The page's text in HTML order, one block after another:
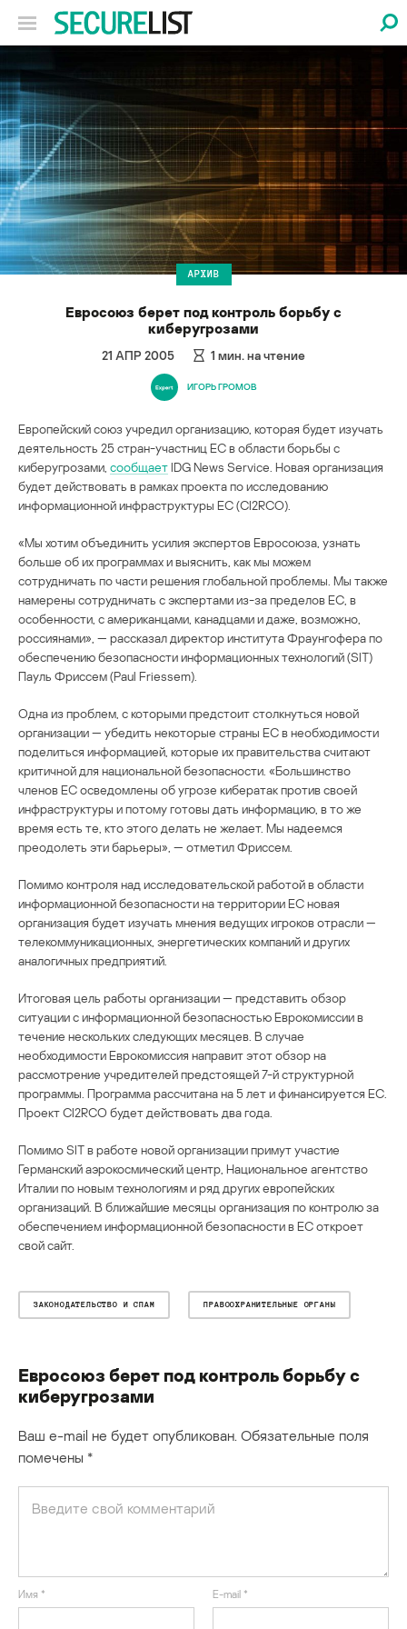
АРХИВ
Евросоюз берет под контроль борьбу с
киберугрозами
21 АПР 2005 1 мин. на чтение
ИГОРЬ ГРОМОВ
Европейский союз учредил организацию, которая будет изучать
деятельность 25 стран-участниц ЕС в области борьбы с
киберугрозами, сообщаетIDG News Service. Новая организация
будет действовать в рамках проекта по исследованию
информационной инфраструктуры ЕС (CI2RCO).
«Мы хотим объединить усилия экспертов Евросоюза, узнать
больше об их программах и выяснить, как мы можем
сотрудничать по части решения глобальной проблемы. Мы также
намерены сотрудничать с экспертами из-за пределов ЕС, в
особенности, с американцами, канадцами и даже, возможно,
россиянами», — рассказал директор института Фраунгофера по
обеспечению безопасности информационных технологий (SIT)
Пауль Фриссем (Paul Friessem).
Одна из проблем, с которыми предстоит столкнуться новой
организации — убедить некоторые страны ЕС в необходимости
поделиться информацией, которые их правительства считают
критичной для национальной безопасности. «Большинство
членов ЕС осведомлены об угрозе кибератак против своей
инфраструктуры и потому готовы дать информацию, в то же
время есть те, кто этого делать не желает. Мы надеемся
преодолеть эти барьеры», — отметил Фриссем.
Помимо контроля над исследовательской работой в области
информационной безопасности на территории ЕС новая
организация будет изучать мнения ведущих игроков отрасли —
телекоммуникационных, энергетических компаний и других
аналогичных предприятий.
Итоговая цель работы организации — представить обзор
ситуации с информационной безопасностью Еврокомиссии в
течение нескольких следующих месяцев. В случае
необходимости Еврокомиссия направит этот обзор на
рассмотрение учредителей предстоящей 7-й структурной
программы. Программа рассчитана на 5 лет и финансируется ЕС.
Проект CI2RCO будет действовать два года.
Помимо SIT в работе новой организации примут участие
Германский аэрокосмический центр, Национальное агентство
Италии по новым технологиям и ряд других европейских
организаций. В ближайшие месяцы организация по контролю за
обеспечением информационной безопасности в ЕС откроет
свой сайт.
ЗАКОНОДАТЕЛЬСТВО И СПАМ ПРАВООХРАНИТЕЛЬНЫЕ ОРГАНЫ
Евросоюз берет под контроль борьбу с
киберугрозами
Ваш e-mail не будет опубликован. Обязательные поля
помечены *
Имя * E-mail *